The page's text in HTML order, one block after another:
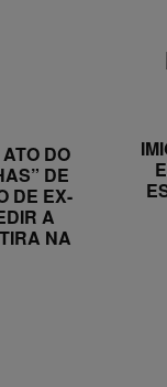
DO
DE
DE EX-
A
NA